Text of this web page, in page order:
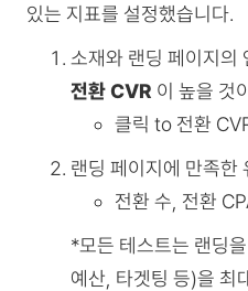
있는 지표를 설정했습니다.
소재와 랜딩 페이지의
전환 CVR 이 높을 것
클릭 to 전환
랜딩 페이지에 만족한
전환 수, 전환
*모든 테스트는 랜딩
예산, 타겟팅 등)을 최